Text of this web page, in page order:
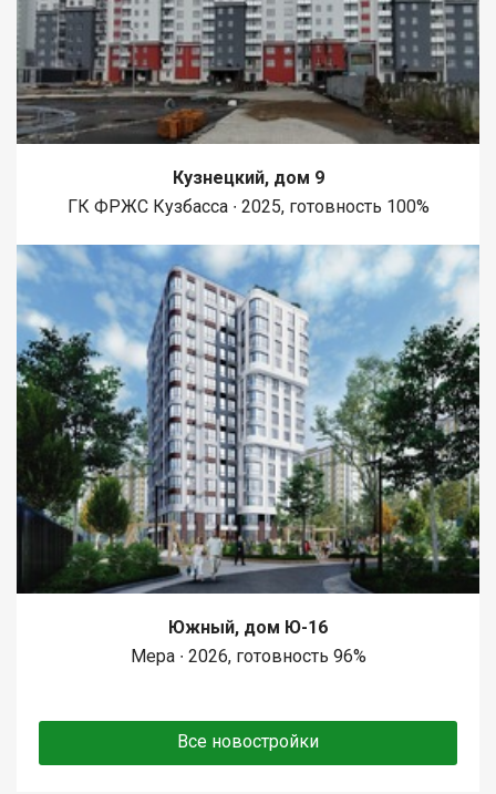
Кузнецкий, дом 9
ГК ФРЖС Кузбасса ∙ 2025, готовность 100%
Южный, дом Ю-16
Мера ∙ 2026, готовность 96%
Все новостройки